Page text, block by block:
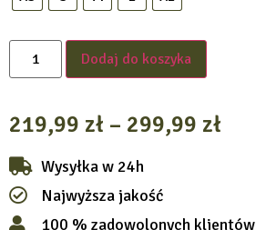
Dodaj do koszyka
219,99 zł – 299,99 zł
Wysyłka w 24h
Najwyższa jakość
100 % zadowolonych klientów